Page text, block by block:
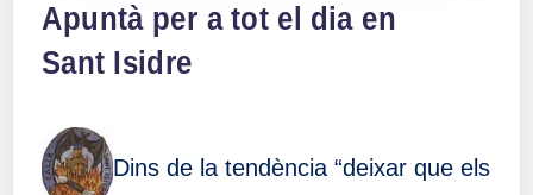
Apuntà per a tot el dia en
Sant Isidre
Dins de la tendència “deixar que els